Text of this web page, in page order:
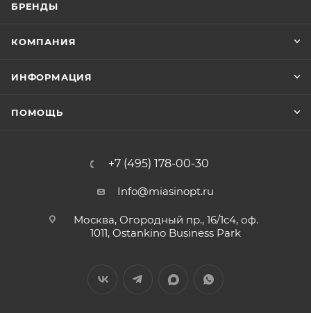
БРЕНДЫ
КОМПАНИЯ
ИНФОРМАЦИЯ
ПОМОЩЬ
+7 (495) 178-00-30
Info@miasinopt.ru
Москва, Огородный пр., 16/1с4, оф.
1011, Ostankino Business Park